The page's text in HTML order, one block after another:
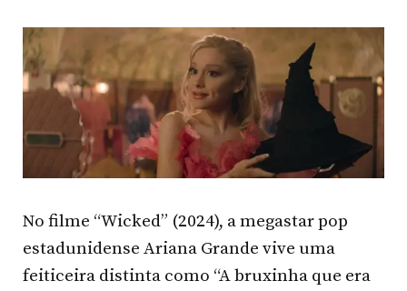
No filme “Wicked” (2024), a megastar pop
estadunidense Ariana Grande vive uma
feiticeira distinta como “A bruxinha que era